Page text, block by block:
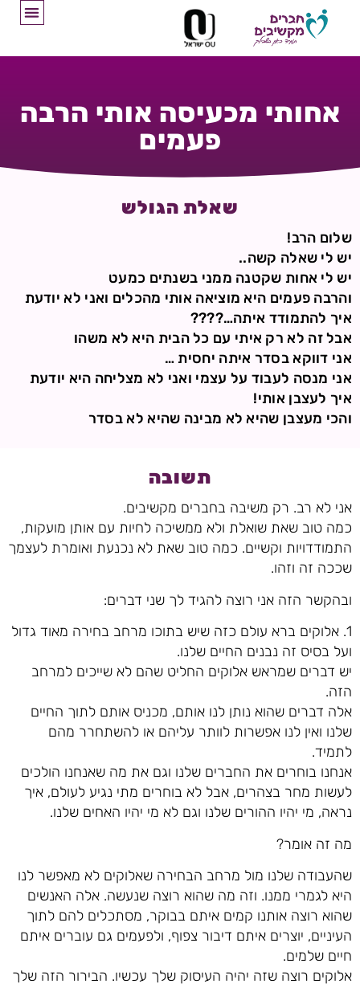
אחותי מכעיסה אותי הרבה
פעמים
שאלת הגולש
שלום הרב!
יש לי שאלה קשה..
יש לי אחות שקטנה ממני בשנתים כמעט
והרבה פעמים היא מוציאה אותי מהכלים ואני לא יודעת
איך להתמודד איתה…????
אבל זה לא רק איתי עם כל הבית היא לא משהו
אני דווקא בסדר איתה יחסית …
אני מנסה לעבוד על עצמי ואני לא מצליחה היא יודעת
איך לעצבן אותי!
והכי מעצבן שהיא לא מבינה שהיא לא בסדר
תשובה
אני לא רב. רק משיבה בחברים מקשיבים.
כמה טוב שאת שואלת ולא ממשיכה לחיות עם אותן מועקות,
התמודדויות וקשיים. כמה טוב שאת לא נכנעת ואומרת לעצמך
שככה זה וזהו.
ובהקשר הזה אני רוצה להגיד לך שני דברים:
1. אלוקים ברא עולם כזה שיש בתוכו מרחב בחירה מאוד גדול
ועל בסיס זה נבנים החיים שלנו.
יש דברים שמראש אלוקים החליט שהם לא שייכים למרחב
הזה.
אלה דברים שהוא נותן לנו אותם, מכניס אותם לתוך החיים
שלנו ואין לנו אפשרות לוותר עליהם או להשתחרר מהם
לתמיד.
אנחנו בוחרים את החברים שלנו וגם את מה שאנחנו הולכים
לעשות מחר בצהרים, אבל לא בוחרים מתי נגיע לעולם, איך
נראה, מי יהיו ההורים שלנו וגם לא מי יהיו האחים שלנו.
מה זה אומר?
שהעבודה שלנו מול מרחב הבחירה שאלוקים לא מאפשר לנו
היא לגמרי ממנו. וזה מה שהוא רוצה שנעשה. אלה האנשים
שהוא רוצה אותנו קמים איתם בבוקר, מסתכלים להם לתוך
העיניים, יוצרים איתם דיבור צפוף, ולפעמים גם עוברים איתם
חיים שלמים.
אלוקים רוצה שזה יהיה העיסוק שלך עכשיו. הבירור הזה שלך